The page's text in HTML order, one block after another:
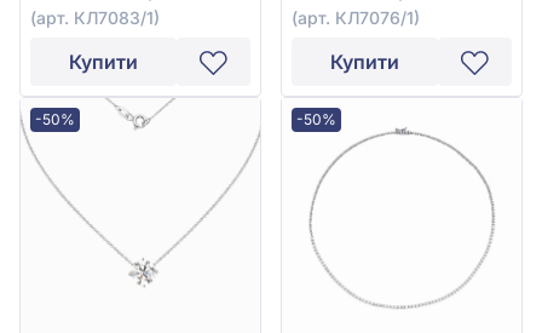
(арт. КЛ7083/1)
Купити
(арт. КЛ7076/1)
Купити
-50% -50%